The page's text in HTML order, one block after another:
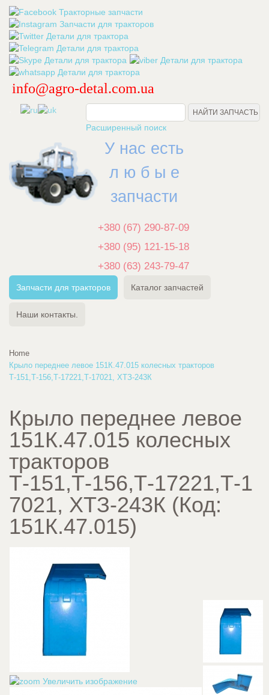
info@agro-detal.com.ua
Расширенный поиск
У нас есть
л ю б ы е
запчасти
+380 (67) 290-87-09
+380 (95) 121-15-18
+380 (63) 243-79-47
Запчасти для тракторов Каталог запчастей
Наши контакты.
Home
Крыло переднее левое 151К.47.015 колесных тракторов
Т-151,Т-156,Т-17221,Т-17021, ХТЗ-243К
Крыло переднее левое
151К.47.015 колесных
тракторов
Т-151,Т-156,Т-17221,Т-1
7021, ХТЗ-243К (Код:
151К.47.015)
Увеличить изображение